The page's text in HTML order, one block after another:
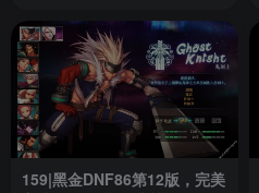
159|黑金DNF86第12版，完美